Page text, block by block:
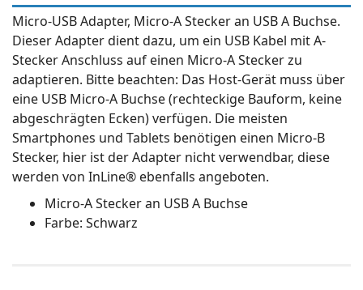
Micro-USB Adapter, Micro-A Stecker an USB A Buchse.
Dieser Adapter dient dazu, um ein USB Kabel mit A-
Stecker Anschluss auf einen Micro-A Stecker zu
adaptieren. Bitte beachten: Das Host-Gerät muss über
eine USB Micro-A Buchse (rechteckige Bauform, keine
abgeschrägten Ecken) verfügen. Die meisten
Smartphones und Tablets benötigen einen Micro-B
Stecker, hier ist der Adapter nicht verwendbar, diese
werden von InLine® ebenfalls angeboten.
Micro-A Stecker an USB A Buchse
Farbe: Schwarz